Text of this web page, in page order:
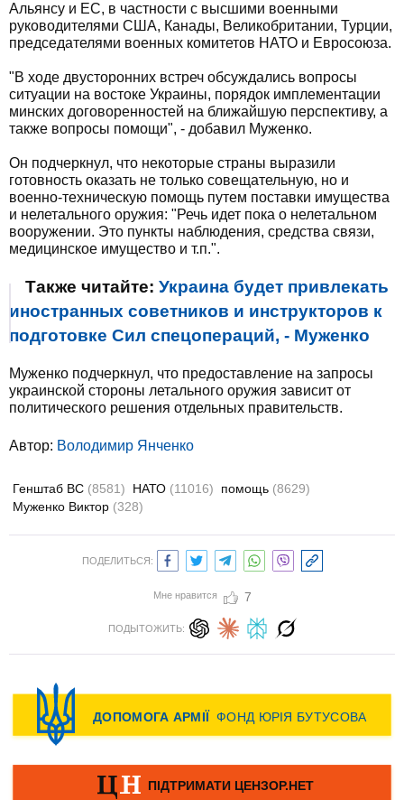
Альянсу и ЕС, в частности с высшими военными
руководителями США, Канады, Великобритании, Турции,
председателями военных комитетов НАТО и Евросоюза.
"В ходе двусторонних встреч обсуждались вопросы
ситуации на востоке Украины, порядок имплементации
минских договоренностей на ближайшую перспективу, а
также вопросы помощи", - добавил Муженко.
Он подчеркнул, что некоторые страны выразили
готовность оказать не только совещательную, но и
военно-техническую помощь путем поставки имущества
и нелетального оружия: "Речь идет пока о нелетальном
вооружении. Это пункты наблюдения, средства связи,
медицинское имущество и т.п.".
Также читайте: Украина будет привлекать
иностранных советников и инструкторов к
подготовке Сил спецопераций, - Муженко
Муженко подчеркнул, что предоставление на запросы
украинской стороны летального оружия зависит от
политического решения отдельных правительств.
Автор: Володимир Янченко
Генштаб ВС (8581) НАТО (11016) помощь (8629)
Муженко Виктор (328)
ПОДЕЛИТЬСЯ:
Мне нравится 7
ПОДЫТОЖИТЬ: